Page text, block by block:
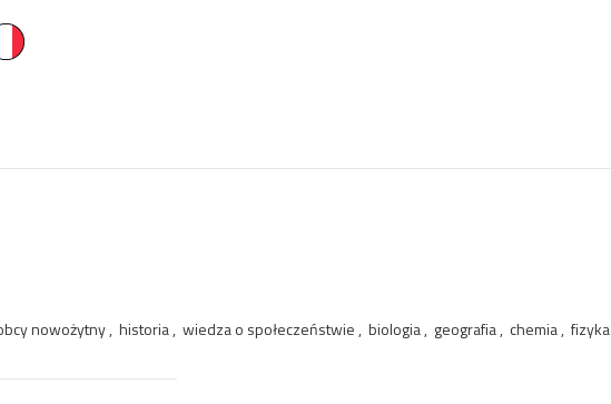
nowożytny , historia , wiedza o społeczeństwie , biologia , geografia , chemia , fizyka